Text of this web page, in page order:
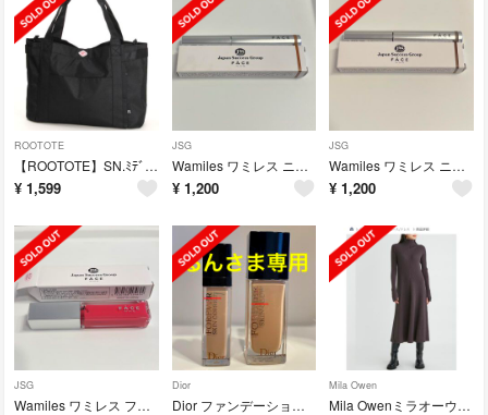
ROOTOTE
【ROOTOTE】SN.ﾐﾃﾞｨｱﾑ.ﾎﾟｹｯﾂｰC BLACK 【ルートート】
¥ 1,599
JSG
Wamiles ワミレス ニュアンスアイブロウ ブライト
¥ 1,200
JSG
Wamiles ワミレス ニュアンスアイブロウ ディープ
¥ 1,200
JSG
Wamiles ワミレス フェイス シアーモイストグロス ペタルピンク
Dior
Dior ファンデーション コンシーラー ハイライターセット
Mila Owen
Mila Owenミラオーウェン ハイネックマチフレアリブニットワンピース